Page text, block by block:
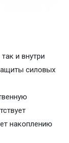
и внутри
силовых
накоплению